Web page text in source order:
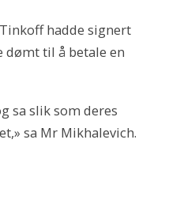
hadde signert
dømt til å betale en
sa slik som deres
sa Mr Mikhalevich.